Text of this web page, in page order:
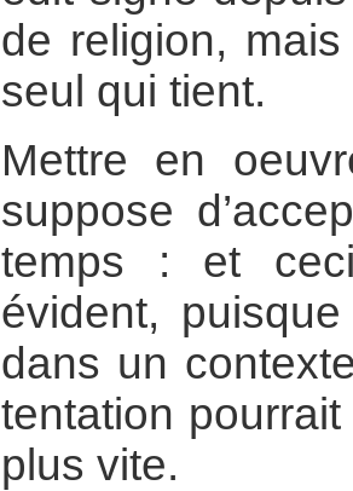
de religion,
seul qui tient.
Mettre en
suppose
temps : et
évident,
dans un
tentation pourrait
plus vite.